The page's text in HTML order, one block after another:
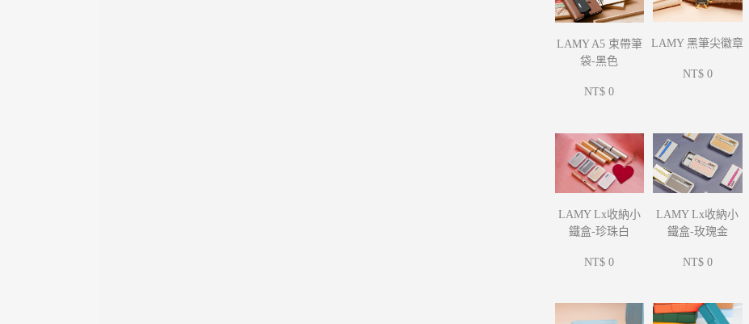
LAMY A5 束帶筆
袋-黑色
NT$ 0
LAMY 黑筆尖徽章
NT$ 0
LAMY Lx收納小
鐵盒-珍珠白
NT$ 0
LAMY Lx收納小
鐵盒-玫瑰金
NT$ 0